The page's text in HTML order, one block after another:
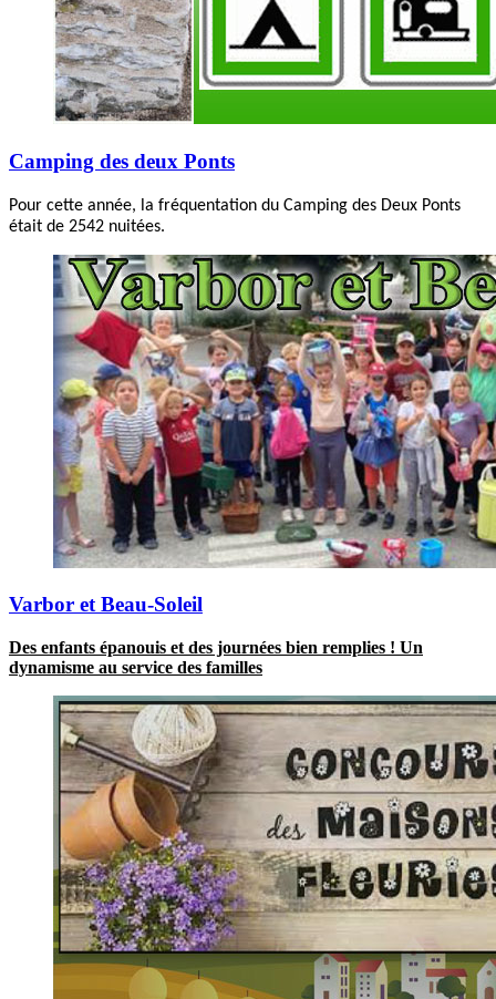
Camping des deux Ponts
Pour cette année, la fréquentation du Camping des Deux Ponts
était de 2542 nuitées.
Varbor et Beau-Soleil
Des enfants épanouis et des journées bien remplies ! Un
dynamisme au service des familles